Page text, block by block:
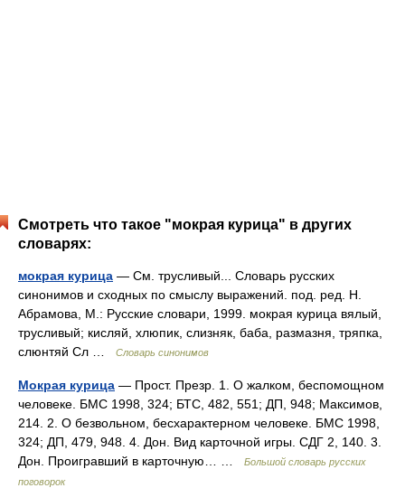
Смотреть что такое "мокрая курица" в других
словарях:
мокрая курица — См. трусливый... Словарь русских
синонимов и сходных по смыслу выражений. под. ред. Н.
Абрамова, М.: Русские словари, 1999. мокрая курица вялый,
трусливый; кисляй, хлюпик, слизняк, баба, размазня, тряпка,
слюнтяй Сл …
Словарь синонимов
Мокрая курица — Прост. Презр. 1. О жалком, беспомощном
человеке. БМС 1998, 324; БТС, 482, 551; ДП, 948; Максимов,
214. 2. О безвольном, бесхарактерном человеке. БМС 1998,
324; ДП, 479, 948. 4. Дон. Вид карточной игры. СДГ 2, 140. 3.
Дон. Проигравший в карточную… …
Большой словарь русских
поговорок